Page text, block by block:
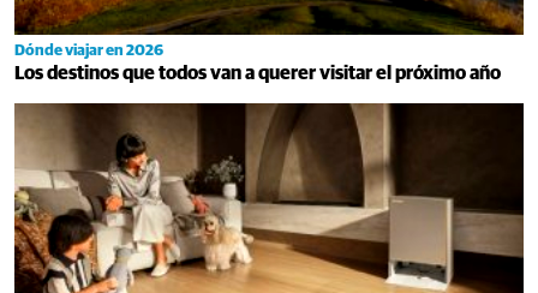
Dónde viajar en 2026
Los destinos que todos van a querer visitar el próximo año